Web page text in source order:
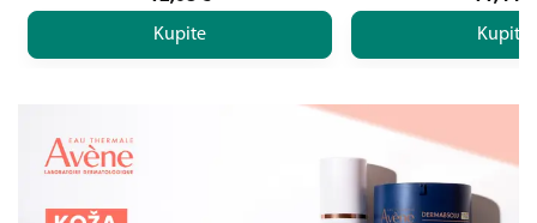
Kupite
Kupite